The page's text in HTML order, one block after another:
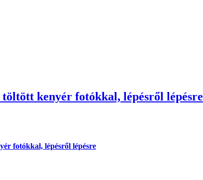
kenyér fotókkal, lépésről lépésre
fotókkal, lépésről lépésre